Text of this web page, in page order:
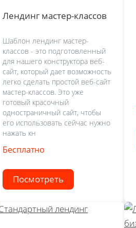
Лендинг мастер-классов
Шаблон лендинг мастер-
классов - это подготовленный
для нашего конструктора веб-
сайт, который дает возможность
легко сделать простой веб-сайт
мастер-классов. Это уже
готовый красочный
одностраничный сайт, чтобы
его использовать сейчас нужно
нажать кн
Бесплатно
Посмотреть